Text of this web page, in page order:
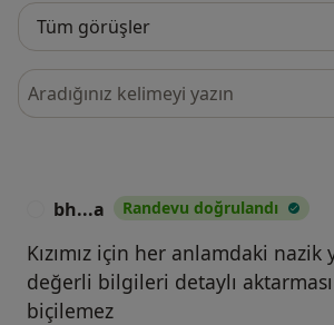
Görüşler içerisinde ara
bh...a Randevu doğrulandı
Kızımız için her anlamdaki nazik
değerli bilgileri detaylı
biçilemez